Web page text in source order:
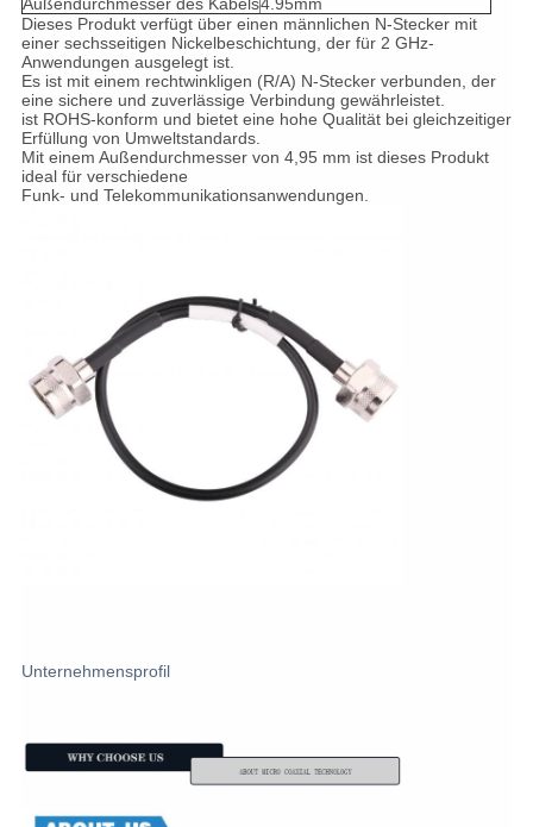
Außendurchmesser des Kabels4.95mm
Dieses Produkt verfügt über einen männlichen N-Stecker mit
einer sechsseitigen Nickelbeschichtung, der für 2 GHz-
Anwendungen ausgelegt ist.
Es ist mit einem rechtwinkligen (R/A) N-Stecker verbunden, der
eine sichere und zuverlässige Verbindung gewährleistet.
ist ROHS-konform und bietet eine hohe Qualität bei gleichzeitiger
Erfüllung von Umweltstandards.
Mit einem Außendurchmesser von 4,95 mm ist dieses Produkt
ideal für verschiedene
Funk- und Telekommunikationsanwendungen.
Unternehmensprofil